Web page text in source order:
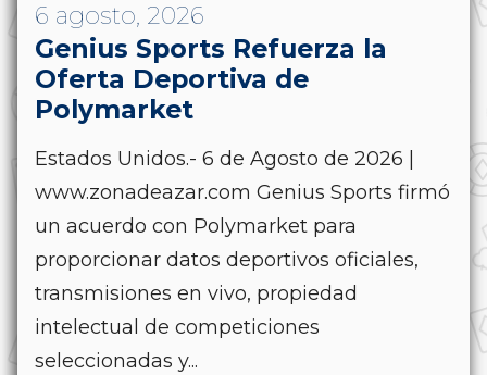
6 agosto, 2026
Genius Sports Refuerza la
Oferta Deportiva de
Polymarket
Estados Unidos.- 6 de Agosto de 2026 |
www.zonadeazar.com Genius Sports firmó
un acuerdo con Polymarket para
proporcionar datos deportivos oficiales,
transmisiones en vivo, propiedad
intelectual de competiciones
seleccionadas y...